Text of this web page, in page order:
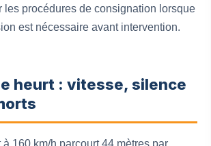
les procédures de consignation lorsque
est nécessaire avant intervention.
heurt : vitesse, silence